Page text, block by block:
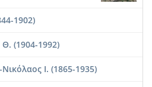
1902)
(1904-1992)
Ι. (1865-1935)